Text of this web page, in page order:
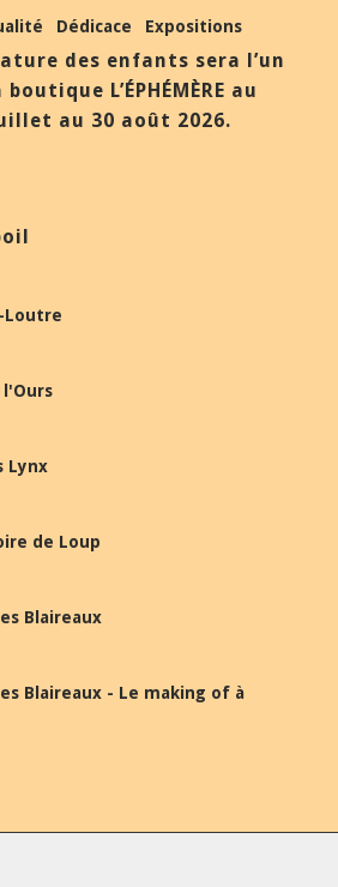
Dédicace Expositions
des enfants sera l’un
L’ÉPHÉMÈRE au
au 30 août 2026.
Loutre
l'Ours
Lynx
de Loup
Blaireaux
Blaireaux - Le making of à